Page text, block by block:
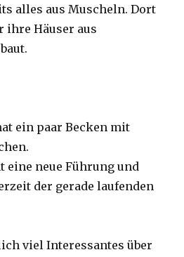
alles aus Muscheln. Dort
ihre Häuser aus
ein paar Becken mit
eine neue Führung und
der gerade laufenden
viel Interessantes über